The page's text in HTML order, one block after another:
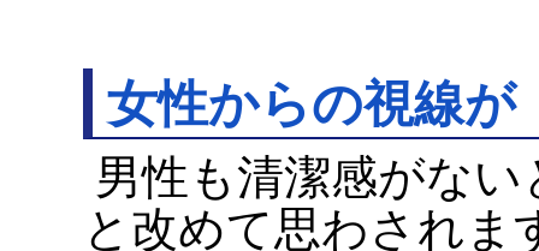
女性からの視線が
男性も清潔感がな
と改めて思わされま